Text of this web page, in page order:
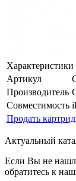
Характеристики
Артикул
Производитель
Совместимость
Продать
Актуальный
Если Вы не
обратитесь к